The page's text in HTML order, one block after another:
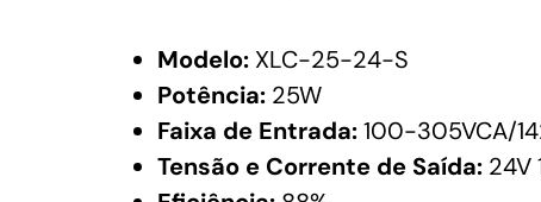
Modelo: XLC-25-24-S
Potência: 25W
Faixa de Entrada:100-305VCA/
Tensão e Corrente de Saída: 24V